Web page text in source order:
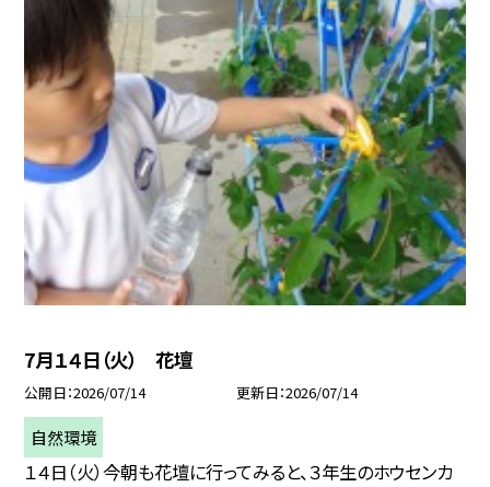
7月１４日（火） 花壇
公開日 2026/07/14 更新日 2026/07/14
自然環境
１４日（火）今朝も花壇に行ってみると、３年生のホウセンカ